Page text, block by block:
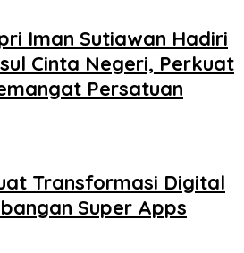
Iman Sutiawan Hadiri
Cinta Negeri, Perkuat
Persatuan
Transformasi Digital
Super Apps